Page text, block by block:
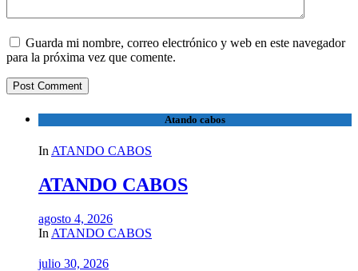
Guarda mi nombre, correo electrónico y web en este navegador
para la próxima vez que comente.
Atando cabos
In ATANDO CABOS
ATANDO CABOS
agosto 4, 2026
In ATANDO CABOS
julio 30, 2026